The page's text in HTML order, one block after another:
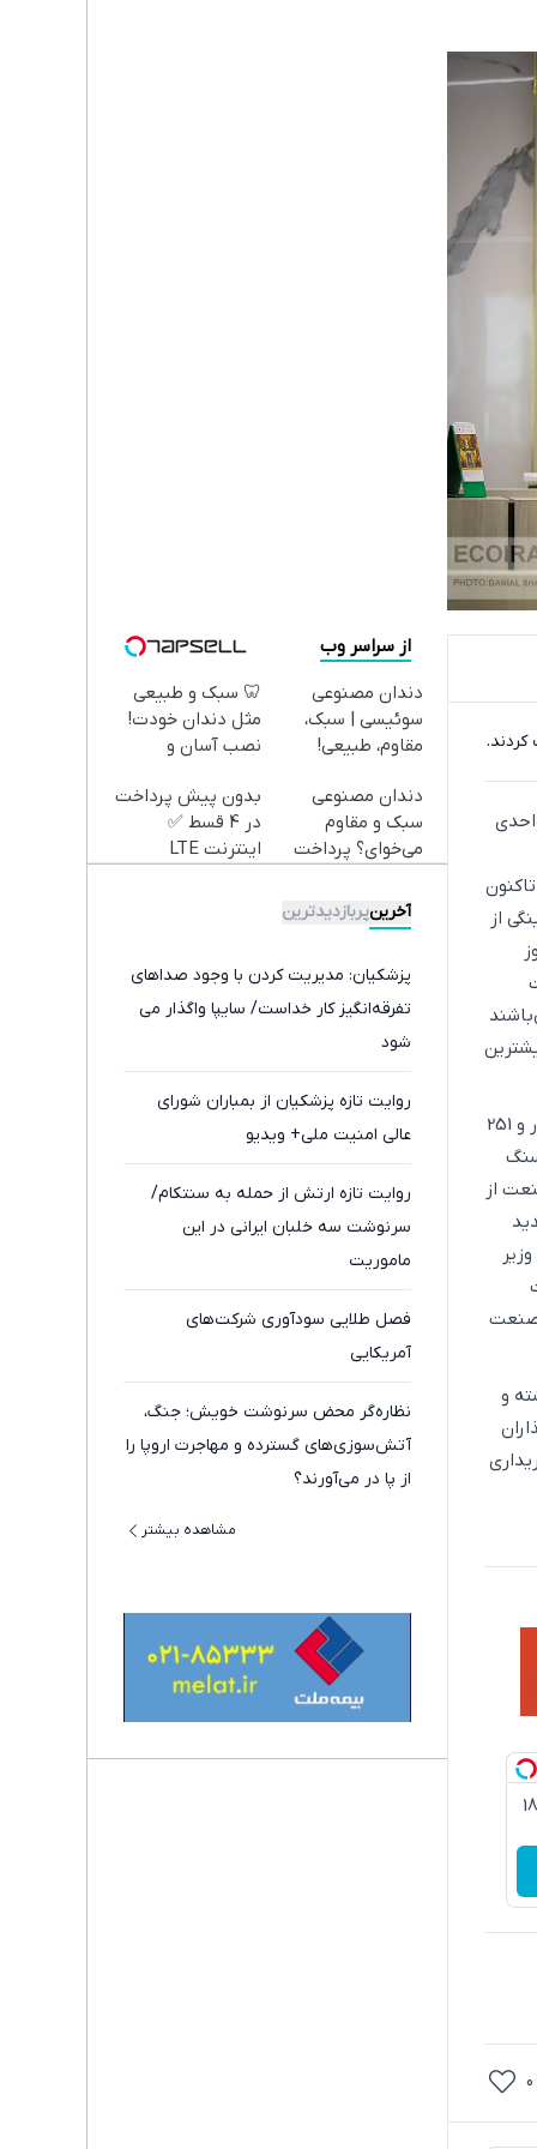
روز جاری تاکنون با کاهش 11 هزار واحدی
تاکنون
تومان نقدینگی از
شاهد بیشترین
بهناز اکبرپور، کارشناس بازار سرمایه در مورد بازار امروز گفت: «د ر روز جاری نرخ ارز توافقی 67 هزار و 251
سنگ
از
وزیر
آینده به وزارت صنعت
و
خانگی 180
0
از سراسر وب
دندان مصنوعی
سوئیسی | سبک،
مقاوم، طبیعی!
رایگان+پرداخت
اقساطی😍
🦷 سبک و طبیعی
مثل دندان خودت!
نصب آسان و
📍 تهران
دندان مصنوعی
سبک و مقاوم
می‌خوای؟ پرداخت
😍 | 📍تهران
بدون پیش پرداخت
در 4 قسط ✅
اینترنت LTE
آخرینپربازدیدترین
پزشکیان: مدیریت کردن با وجود صداهای
تفرقه‌انگیز کار خداست/ سایپا واگذار می
شود
روایت تازه پزشکیان از بمباران شورای
عالی امنیت ملی+ ویدیو
روایت تازه ارتش از حمله به سنتکام/
سرنوشت سه خلبان ایرانی در این
ماموریت
فصل طلایی سودآوری شرکت‌های
آمریکایی
نظاره‌گر محض سرنوشت خویش؛ جنگ‌،
آتش‌سوزی‌های گسترده و مهاجرت اروپا را
از پا در می‌آورند؟
مشاهده بیشتر